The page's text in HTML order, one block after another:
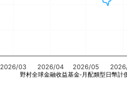
2026/03 2026/04 2026/05
野村全球金融收益基金-月配類型日幣計